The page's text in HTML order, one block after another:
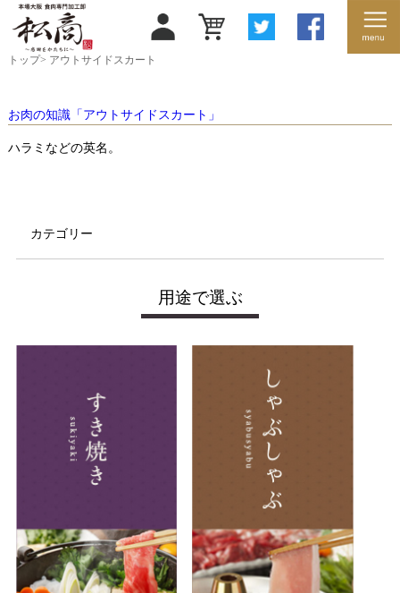
トップ> アウトサイドスカート
お肉の知識「アウトサイドスカート」
ハラミなどの英名。
カテゴリー
用途で選ぶ